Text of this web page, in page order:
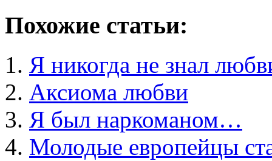
Похожие статьи:
Я никогда не знал
Аксиома любви
Я был наркоманом…
Молодые европейцы